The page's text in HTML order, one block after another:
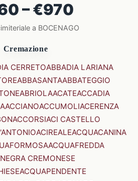
– €970
a BOCENAGO
Cremazione
CERRETOABBADIA LARIANA
ABBASANTAABBATEGGIO
ABRIOLAACATEACCADIA
ACCIANOACCUMOLIACERENZA
ACI CASTELLO
ACIREALEACQUACANINA
ACQUAFREDDA
CREMONESE
ACQUAPENDENTE